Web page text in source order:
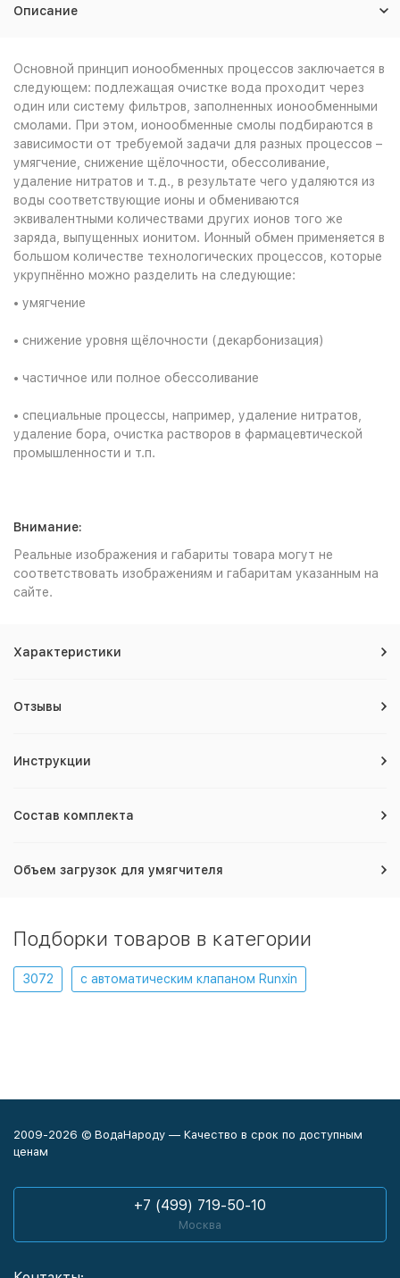
Описание
Основной принцип ионообменных процессов заключается в
следующем: подлежащая очистке вода проходит через
один или систему фильтров, заполненных ионообменными
смолами. При этом, ионообменные смолы подбираются в
зависимости от требуемой задачи для разных процессов –
умягчение, снижение щёлочности, обессоливание,
удаление нитратов и т.д., в результате чего удаляются из
воды соответствующие ионы и обмениваются
эквивалентными количествами других ионов того же
заряда, выпущенных ионитом. Ионный обмен применяется в
большом количестве технологических процессов, которые
укрупнённо можно разделить на следующие:
• умягчение
• снижение уровня щёлочности (декарбонизация)
• частичное или полное обессоливание
• специальные процессы, например, удаление нитратов,
удаление бора, очистка растворов в фармацевтической
промышленности и т.п.
Внимание:
Реальные изображения и габариты товара могут не
соответствовать изображениям и габаритам указанным на
сайте.
Характеристики
Отзывы
Инструкции
Состав комплекта
Объем загрузок для умягчителя
Подборки товаров в категории
3072 с автоматическим клапаном Runxin
2009-2026 © ВодаНароду — Качество в срок по доступным
ценам
+7 (499) 719-50-10
Москва